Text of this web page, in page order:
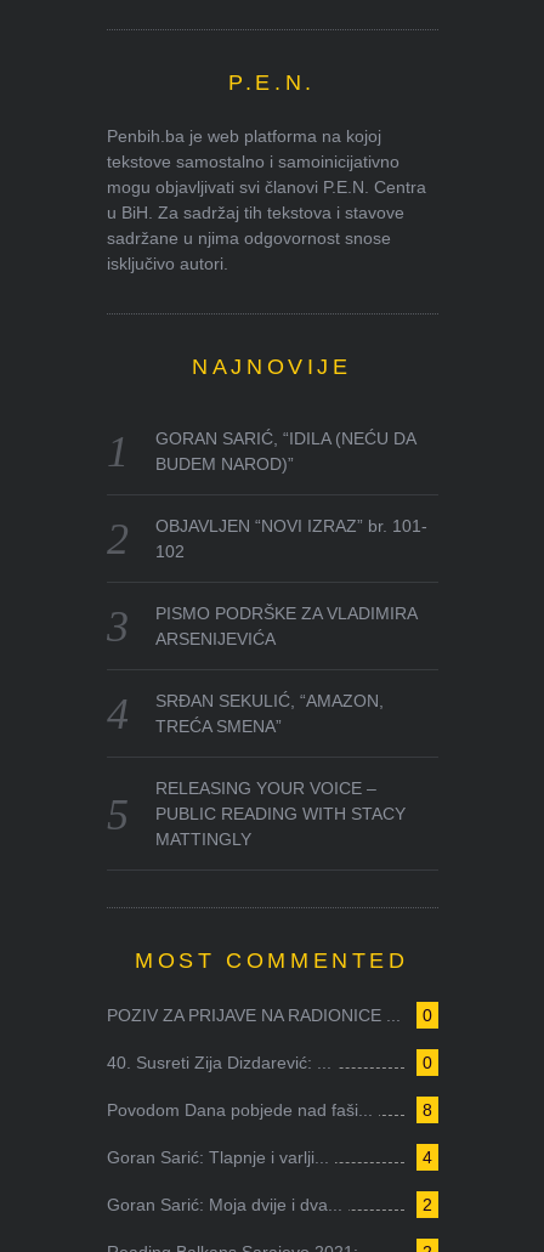
P.E.N.
Penbih.ba je web platforma na kojoj
tekstove samostalno i samoinicijativno
mogu objavljivati svi članovi P.E.N. Centra
u BiH. Za sadržaj tih tekstova i stavove
sadržane u njima odgovornost snose
isključivo autori.
NAJNOVIJE
GORAN SARIĆ, “IDILA (NEĆU DA
BUDEM NAROD)”
OBJAVLJEN “NOVI IZRAZ” br. 101-
102
PISMO PODRŠKE ZA VLADIMIRA
ARSENIJEVIĆA
SRĐAN SEKULIĆ, “AMAZON,
TREĆA SMENA”
RELEASING YOUR VOICE –
PUBLIC READING WITH STACY
MATTINGLY
MOST COMMENTED
0
POZIV ZA PRIJAVE NA RADIONICE ...
0
40. Susreti Zija Dizdarević: ...
8
Povodom Dana pobjede nad faši...
4
Goran Sarić: Tlapnje i varlji...
2
Goran Sarić: Moja dvije i dva...